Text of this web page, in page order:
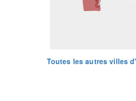
Toutes les autres villes